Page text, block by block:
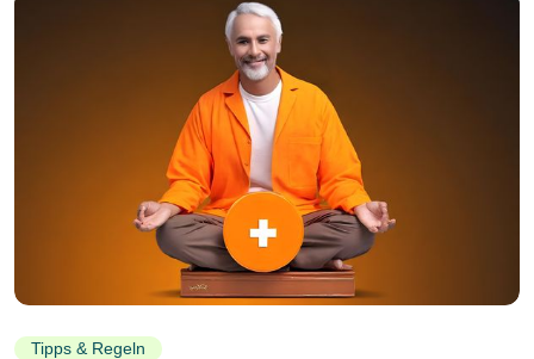
Tipps & Regeln